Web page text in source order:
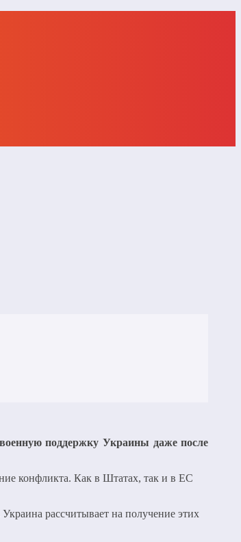
поддержку Украины даже после
конфликта. Как в Штатах, так и в ЕС
рассчитывает на получение этих